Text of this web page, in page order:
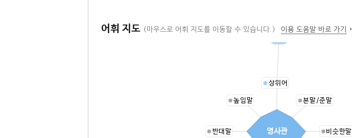
어휘 지도 (마우스로 어휘 지도를 이동할 수 있습니다.) 이용 도움말 바로 가기
상위어
본말/준말
비슷한말
반대말
높임말
영사관